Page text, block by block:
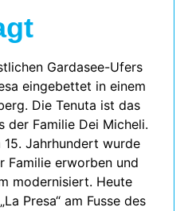
Gardasee-Ufers
ein­ge­bet­tet in einem
Die Tenuta ist das
der Familie Dei Micheli.
Jahrhundert wurde
Familie erwor­ben und
moder­ni­siert. Heute
Presa“ am Fusse des